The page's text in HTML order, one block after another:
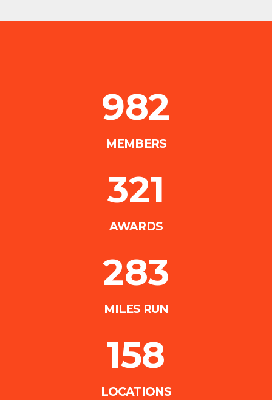
982
MEMBERS
321
AWARDS
283
MILES RUN
158
LOCATIONS